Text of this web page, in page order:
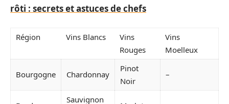
rôti : secrets et astuces de chefs
Région Vins Blancs
Vins
Rouges
Vins
Moelleux
Bourgogne Chardonnay
Pinot
Noir
–
Sauvignon